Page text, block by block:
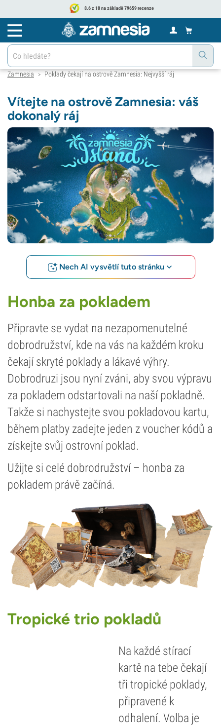
8.6 z 10 na základě 79659 recenze
Zamnesia > Poklady čekají na ostrově Zamnesia: Nejvyšší ráj
Vítejte na ostrově Zamnesia: váš
dokonalý ráj
Nech AI vysvětlí tuto stránku
Honba za pokladem
Připravte se vydat na nezapomenutelné
dobrodružství, kde na vás na každém kroku
čekají skryté poklady a lákavé výhry.
Dobrodruzi jsou nyní zváni, aby svou výpravu
za pokladem odstartovali na naší pokladně.
Takže si nachystejte svou pokladovou kartu,
během platby zadejte jeden z voucher kódů a
získejte svůj ostrovní poklad.
Užijte si celé dobrodružství – honba za
pokladem právě začíná.
Tropické trio pokladů
Na každé stírací
kartě na tebe čekají
tři tropické poklady,
připravené k
odhalení. Volba je